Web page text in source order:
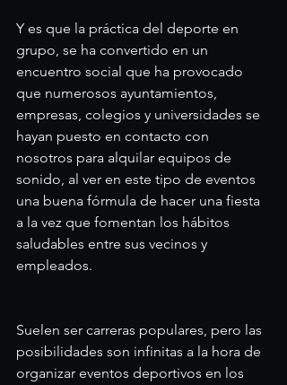
Y es que la práctica del deporte en
grupo, se ha convertido en un
encuentro social que ha provocado
que numerosos ayuntamientos,
empresas, colegios y universidades se
hayan puesto en contacto con
nosotros para alquilar equipos de
sonido, al ver en este tipo de eventos
una buena fórmula de hacer una fiesta
a la vez que fomentan los hábitos
saludables entre sus vecinos y
empleados.
Suelen ser carreras populares, pero las
posibilidades son infinitas a la hora de
organizar eventos deportivos en los